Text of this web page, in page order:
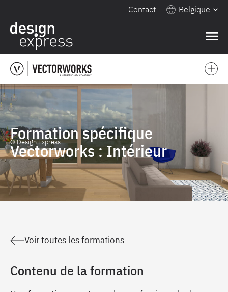
Contact Belgique
❌
Formation spécifique
Vectorworks : Intérieur
© Design Express
Voir toutes les formations
Contenu de la formation